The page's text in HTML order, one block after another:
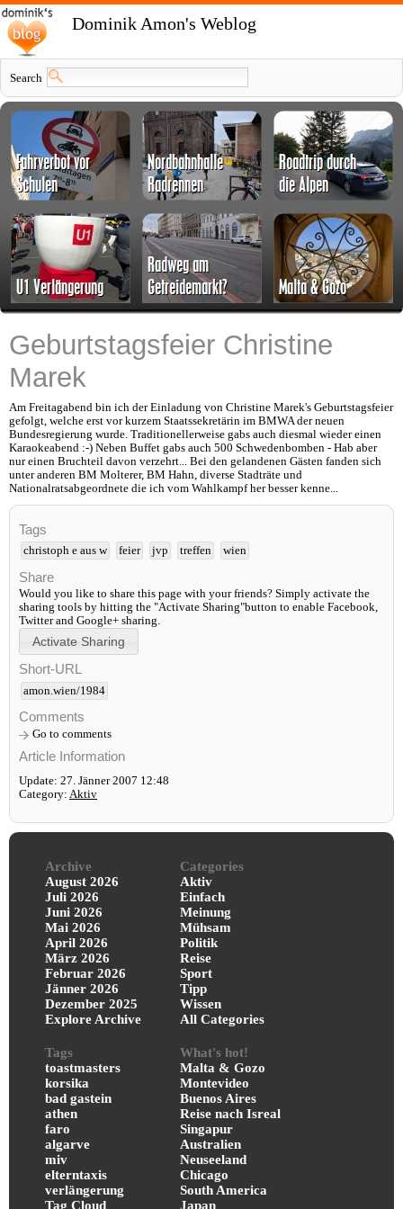
Dominik Amon's Weblog
Search
Geburtstagsfeier Christine
Marek
Am Freitagabend bin ich der Einladung von Christine Marek's Geburtstagsfeier
gefolgt, welche erst vor kurzem Staatssekretärin im BMWA der neuen
Bundesregierung wurde. Traditionellerweise gabs auch diesmal wieder einen
Karaokeabend :-) Neben Buffet gabs auch 500 Schwedenbomben - Hab aber
nur einen Bruchteil davon verzehrt... Bei den gelandenen Gästen fanden sich
unter anderen BM Molterer, BM Hahn, diverse Stadträte und
Nationalratsabgeordnete die ich vom Wahlkampf her besser kenne...
Tags
christoph e aus w feier jvp treffen wien
Share
Would you like to share this page with your friends? Simply activate the
sharing tools by hitting the "Activate Sharing"button to enable Facebook,
Twitter and Google+ sharing.
Short-URL
amon.wien/1984
Comments
Go to comments
Article Information
Update: 27. Jänner 2007 12:48
Category: Aktiv
Archive
August 2026
Juli 2026
Juni 2026
Mai 2026
April 2026
März 2026
Februar 2026
Jänner 2026
Dezember 2025
Explore Archive
Categories
Aktiv
Einfach
Meinung
Mühsam
Politik
Reise
Sport
Tipp
Wissen
All Categories
Tags
toastmasters
korsika
bad gastein
athen
faro
algarve
miv
elterntaxis
verlängerung
Tag Cloud
What's hot!
Malta & Gozo
Montevideo
Buenos Aires
Reise nach Isreal
Singapur
Australien
Neuseeland
Chicago
South America
Japan